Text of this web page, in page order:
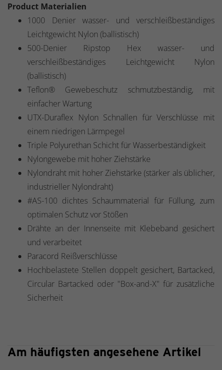
Product Materialien
1000 Denier wasser- und verschleißbeständiges
Leichtgewicht Nylon (ballistisch)
500-Denier Ripstop Hex wasser- und
verschleißbeständiges Leichtgewicht Nylon
(ballistisch)
Teflon® Gewebeschutz schmutzbeständig, mit
einfacher Wartung
UTX-Duraflex Nylon Schnallen für Verschlüsse mit
einem niedrigen Lärmpegel
Triple Polyurethan Schicht für Wasserbeständigkeit
Nylongewebe mit hoher Ziehstärke
Nylondraht mit hoher Ziehstärke (stärker als üblicher,
industrieller Nylondraht)
#AS-100 dichtes Schaummaterial für Füllung, zum
optimalen Schutz vor Stößen
Drähte an der Innenseite mit Klebeband gesichert
und verarbeitet
Paracord Reißverschlüsse
Hochbelastete Stellen doppelt gesichert, Bartacked,
Circular Bartacked oder "Box-and-X" für zusätzliche
Sicherheit
Am häufigsten angesehene Artikel